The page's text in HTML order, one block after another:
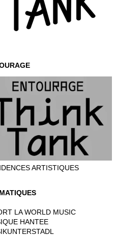
ARTISTIQUES
LA WORLD MUSIC
HANTEE